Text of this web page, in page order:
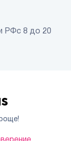
РФс 8 до 20